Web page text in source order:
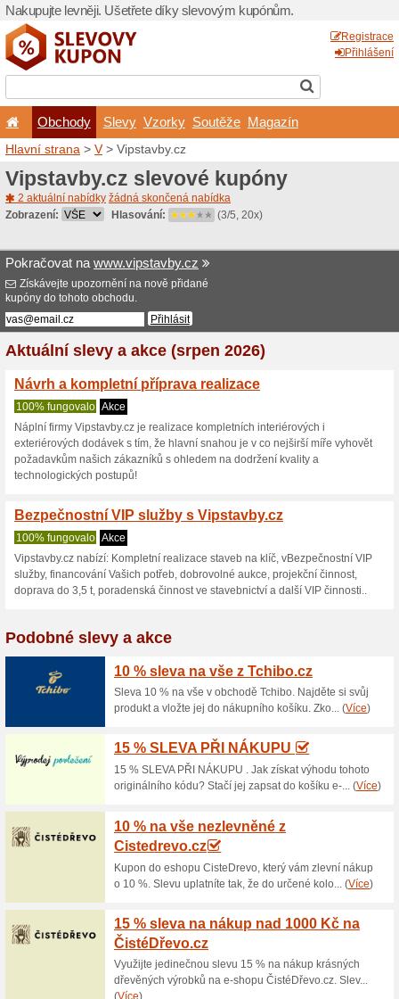
Nakupujte levněji.
Obchody
Hlavní strana>V>
Vipstavby.cz
Zobrazení:
Pokračovat na
Získávejte upozornění na
kupóny do tohoto obchodu.
Aktuální slevy a
Návrh a kompletní